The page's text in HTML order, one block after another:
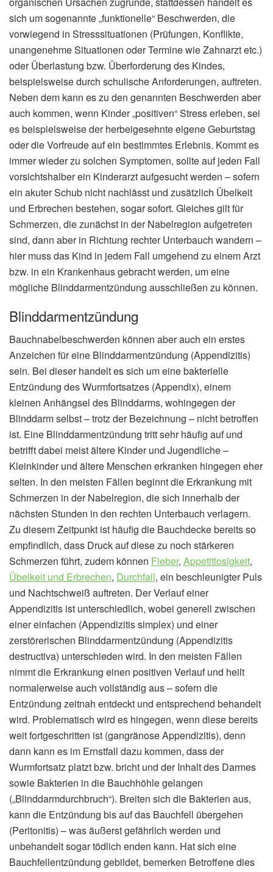
sich um sogenannte „funktionelle“ Beschwerden, die
vorwiegend in Stresssituationen (Prüfungen, Konflikte,
unangenehme Situationen oder Termine wie Zahnarzt etc.)
oder Überlastung bzw. Überforderung des Kindes,
beispielsweise durch schulische Anforderungen, auftreten.
Neben dem kann es zu den genannten Beschwerden aber
auch kommen, wenn Kinder „positiven“ Stress erleben, sei
es beispielsweise der herbeigesehnte eigene Geburtstag
oder die Vorfreude auf ein bestimmtes Erlebnis. Kommt es
immer wieder zu solchen Symptomen, sollte auf jeden Fall
vorsichtshalber ein Kinderarzt aufgesucht werden – sofern
ein akuter Schub nicht nachlässt und zusätzlich Übelkeit
und Erbrechen bestehen, sogar sofort. Gleiches gilt für
Schmerzen, die zunächst in der Nabelregion aufgetreten
sind, dann aber in Richtung rechter Unterbauch wandern –
hier muss das Kind in jedem Fall umgehend zu einem Arzt
bzw. in ein Krankenhaus gebracht werden, um eine
mögliche Blinddarmentzündung ausschließen zu können.
Blinddarmentzündung
Bauchnabelbeschwerden können aber auch ein erstes
Anzeichen für eine Blinddarmentzündung (Appendizitis)
sein. Bei dieser handelt es sich um eine bakterielle
Entzündung des Wurmfortsatzes (Appendix), einem
kleinen Anhängsel des Blinddarms, wohingegen der
Blinddarm selbst – trotz der Bezeichnung – nicht betroffen
ist. Eine Blinddarmentzündung tritt sehr häufig auf und
betrifft dabei meist ältere Kinder und Jugendliche –
Kleinkinder und ältere Menschen erkranken hingegen eher
selten. In den meisten Fällen beginnt die Erkrankung mit
Schmerzen in der Nabelregion, die sich innerhalb der
nächsten Stunden in den rechten Unterbauch verlagern.
Zu diesem Zeitpunkt ist häufig die Bauchdecke bereits so
empfindlich, dass Druck auf diese zu noch stärkeren
Schmerzen führt, zudem können Fieber, Appetitlosigkeit,
Übelkeit und Erbrechen, Durchfall, ein beschleunigter Puls
und Nachtschweiß auftreten. Der Verlauf einer
Appendizitis ist unterschiedlich, wobei generell zwischen
einer einfachen (Appendizitis simplex) und einer
zerstörerischen Blinddarmentzündung (Appendizitis
destructiva) unterschieden wird. In den meisten Fällen
nimmt die Erkrankung einen positiven Verlauf und heilt
normalerweise auch vollständig aus – sofern die
Entzündung zeitnah entdeckt und entsprechend behandelt
wird. Problematisch wird es hingegen, wenn diese bereits
weit fortgeschritten ist (gangränose Appendizitis), denn
dann kann es im Ernstfall dazu kommen, dass der
Wurmfortsatz platzt bzw. bricht und der Inhalt des Darmes
sowie Bakterien in die Bauchhöhle gelangen
(„Blinddarmdurchbruch“). Breiten sich die Bakterien aus,
kann die Entzündung bis auf das Bauchfell übergehen
(Peritonitis) – was äußerst gefährlich werden und
unbehandelt sogar tödlich enden kann. Hat sich eine
Bauchfellentzündung gebildet, bemerken Betroffene dies